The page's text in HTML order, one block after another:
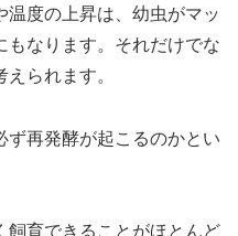
温度の上昇は、幼虫がマッ
もなります。それだけでな
られます。
ず再発酵が起こるのかとい
飼育できることがほとんど